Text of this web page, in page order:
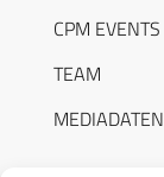
CPM EVENTS
TEAM
MEDIADATEN